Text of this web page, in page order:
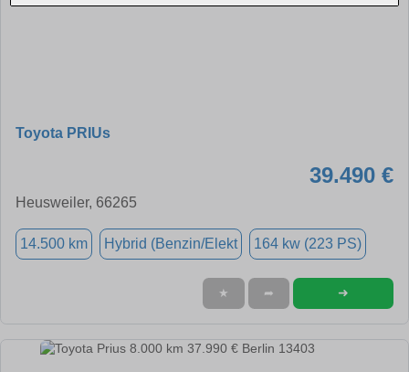
Toyota PRIUs
39.490 €
Heusweiler, 66265
14.500 km Hybrid (Benzin/Elekt 164 kw (223 PS)
★ ➦ ➜